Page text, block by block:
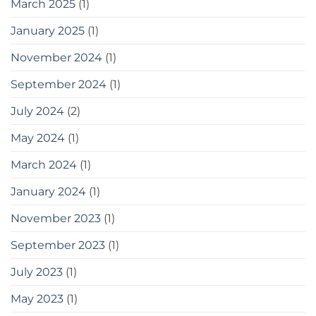
March 2025 (1)
January 2025 (1)
November 2024 (1)
September 2024 (1)
July 2024 (2)
May 2024 (1)
March 2024 (1)
January 2024 (1)
November 2023 (1)
September 2023 (1)
July 2023 (1)
May 2023 (1)